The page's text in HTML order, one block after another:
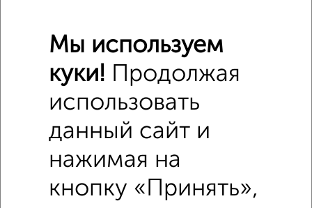
Средняя цена район
Это предложение
Средняя цена по городу
Похожие предложения рядом
2‑комнатные квартиры недалеко от
Мы используем
куки! Продолжая
использовать
данный сайт и
нажимая на
кнопку «Принять»,